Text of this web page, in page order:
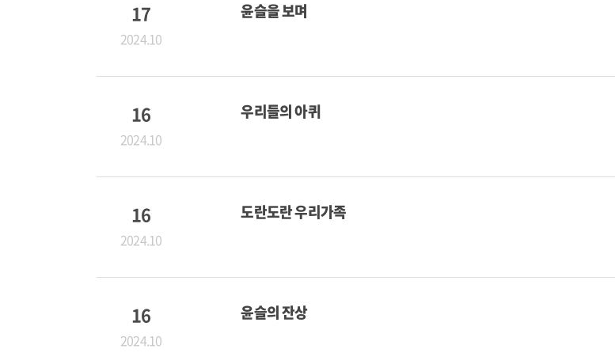
17
2024.10
윤슬을 보며
16
2024.10
우리들의 아퀴
16
2024.10
도란도란 우리가족
16
2024.10
윤슬의 잔상